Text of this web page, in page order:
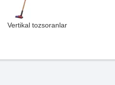
Vertikal tozsoranlar